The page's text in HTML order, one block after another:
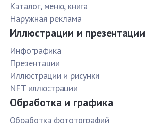
Каталог, меню, книга
Наружная реклама
Иллюстрации и презентации
Инфографика
Презентации
Иллюстрации и рисунки
NFT иллюстрации
Обработка и графика
Обработка фототографий